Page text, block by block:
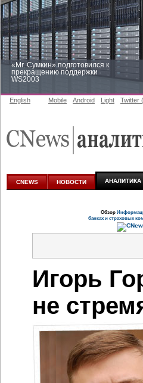
«Mr. Сумкин» подготовился к
прекращению поддержки
WS2003
аналитике
English Mobile Android Light Twitter
CNEWS НОВОСТИ АНАЛИТИКА
Обзор
банках и страховых
Игорь
не